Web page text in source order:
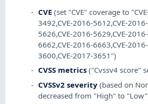
CVE (set "CVE" coverage to
3492,CVE-2016-5612,CVE-
5626,CVE-2016-5629,CVE-
6662,CVE-2016-6663,CVE-
3600,CVE-2017-3651")
CVSS metrics ("Cvssv4 score"
CVSSv2 severity (based on
decreased from "High" to